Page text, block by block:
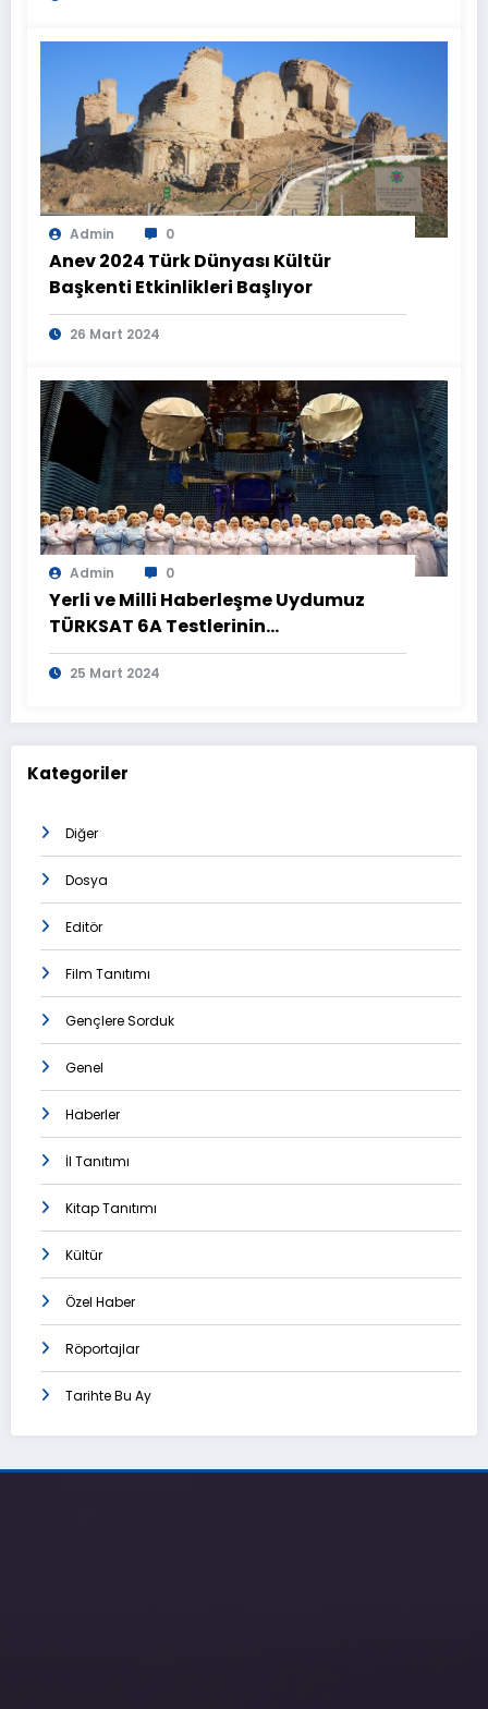
Admin 0
Anev 2024 Türk Dünyası Kültür
Başkenti Etkinlikleri Başlıyor
26 Mart 2024
Admin 0
Yerli ve Milli Haberleşme Uydumuz
TÜRKSAT 6A Testlerinin
Tamamlanmasının Ardından
Görüntülendi
25 Mart 2024
Kategoriler
Diğer
Dosya
Editör
Film Tanıtımı
Gençlere Sorduk
Genel
Haberler
İl Tanıtımı
Kitap Tanıtımı
Kültür
Özel Haber
Röportajlar
Tarihte Bu Ay